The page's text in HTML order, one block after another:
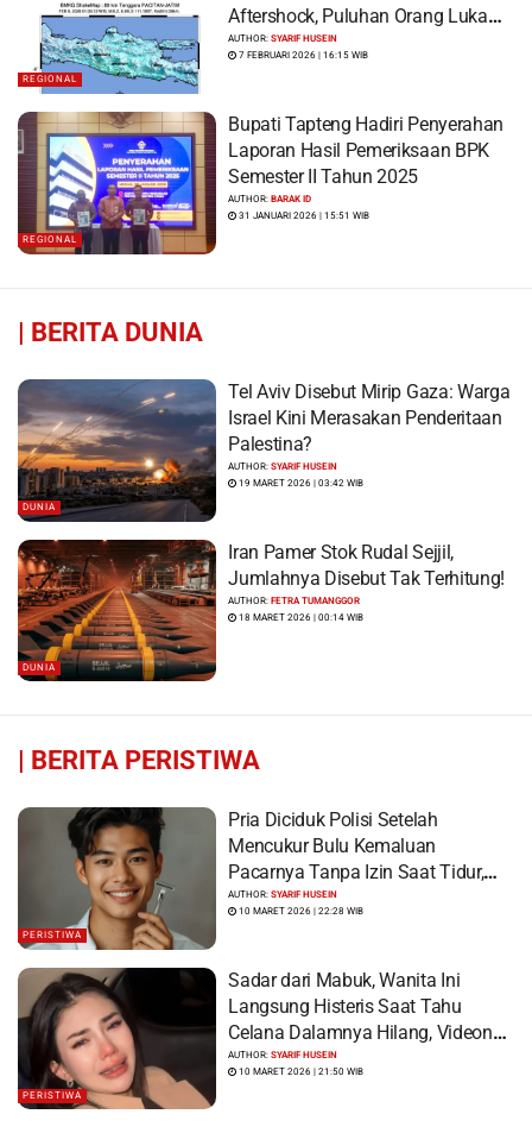
REGIONAL
Aftershock, Puluhan Orang Luka
dan Ratusan Bangunan Rusak
AUTHOR:SYARIF HUSEIN
7 FEBRUARI 2026 | 16:15 WIB
REGIONAL
Bupati Tapteng Hadiri Penyerahan
Laporan Hasil Pemeriksaan BPK
Semester II Tahun 2025
AUTHOR:BARAK ID
31 JANUARI 2026 | 15:51 WIB
BERITA DUNIA
DUNIA
Tel Aviv Disebut Mirip Gaza: Warga
Israel Kini Merasakan Penderitaan
Palestina?
AUTHOR:SYARIF HUSEIN
19 MARET 2026 | 03:42 WIB
DUNIA
Iran Pamer Stok Rudal Sejjil,
Jumlahnya Disebut Tak Terhitung!
AUTHOR:FETRA TUMANGGOR
18 MARET 2026 | 00:14 WIB
BERITA PERISTIWA
PERISTIWA
Pria Diciduk Polisi Setelah
Mencukur Bulu Kemaluan
Pacarnya Tanpa Izin Saat Tidur,
Korban Syok Saat Terbangun
AUTHOR:SYARIF HUSEIN
10 MARET 2026 | 22:28 WIB
PERISTIWA
Sadar dari Mabuk, Wanita Ini
Langsung Histeris Saat Tahu
Celana Dalamnya Hilang, Videonya
Viral
AUTHOR:SYARIF HUSEIN
10 MARET 2026 | 21:50 WIB